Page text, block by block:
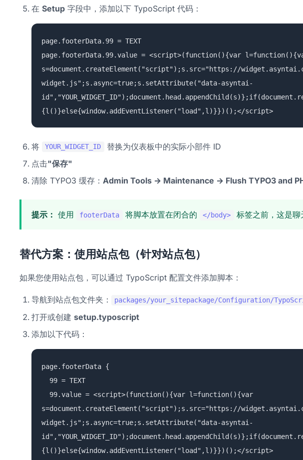
在 Setup 字段中，添加以下 TypoScript 代码：
page.footerData.99 = TEXT
page.footerData.99.value = <script>(function(){var
s=document.createElement("script");s.src="https://
widget.js";s.async=true;s.setAttribute("data-asyntai-
{l()}else{window.addEventListener("load",l)}})();</script>
将 YOUR_WIDGET_ID
替换为仪表板中的实际小部件 ID
点击"保存"
清除 TYPO3 缓存： Admin Tools → Maintenance → Flush TYPO3 and
提示： 使用 footerData 将脚本放置在闭合的 </body> 标签之前，这是聊
替代方案：使用站点包（针对站点包）
如果您使用站点包，可以通过 TypoScript 配置文件添加脚本：
导航到站点包文件夹： packages/your_sitepackage/Configuration/
打开或创建 setup.typoscript
添加以下代码：
page.footerData {
99 = TEXT
99.value = <script>(function(){var l=function(){var
s=document.createElement("script");s.src="https://
widget.js";s.async=true;s.setAttribute("data-asyntai-
{l()}else{window.addEventListener("load",l)}})();</script>